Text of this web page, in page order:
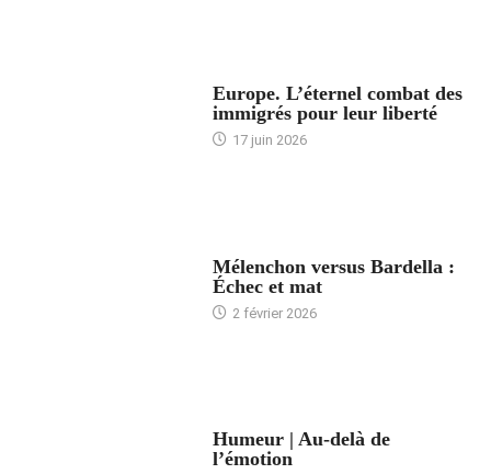
Europe. L’éternel combat des
immigrés pour leur liberté
17 juin 2026
Mélenchon versus Bardella :
Échec et mat
2 février 2026
Humeur | Au-delà de
l’émotion